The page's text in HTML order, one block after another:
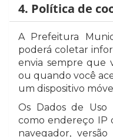
4. Política de
A Prefeitura
poderá coletar
envia sempre que
ou quando você
um dispositivo
Os Dados de Uso
como endereço IP
navegador,